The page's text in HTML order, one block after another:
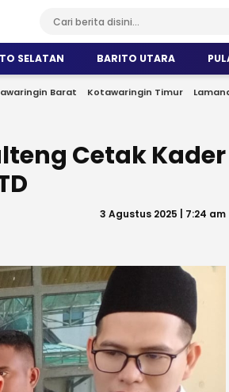
SELATAN BARITO UTARA
Barat Kotawaringin Timur
Cetak Kader
3 Agustus 2025 | 7:24 am